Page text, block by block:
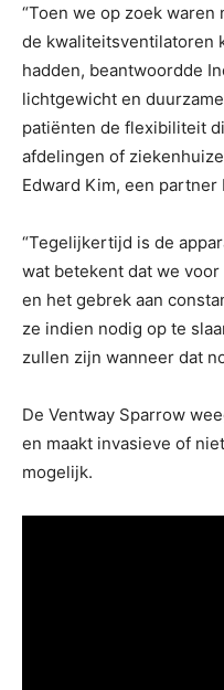
“Toen we op zoek
de kwaliteitsventilatoren
hadden, beantwoordde
lichtgewicht en
patiënten de flexibiliteit
afdelingen of
Edward Kim, een partner
“Tegelijkertijd is de
wat betekent dat we
en het gebrek aan
ze indien nodig op te
zullen zijn wanneer dat
De Ventway Sparrow
en maakt invasieve of
mogelijk.